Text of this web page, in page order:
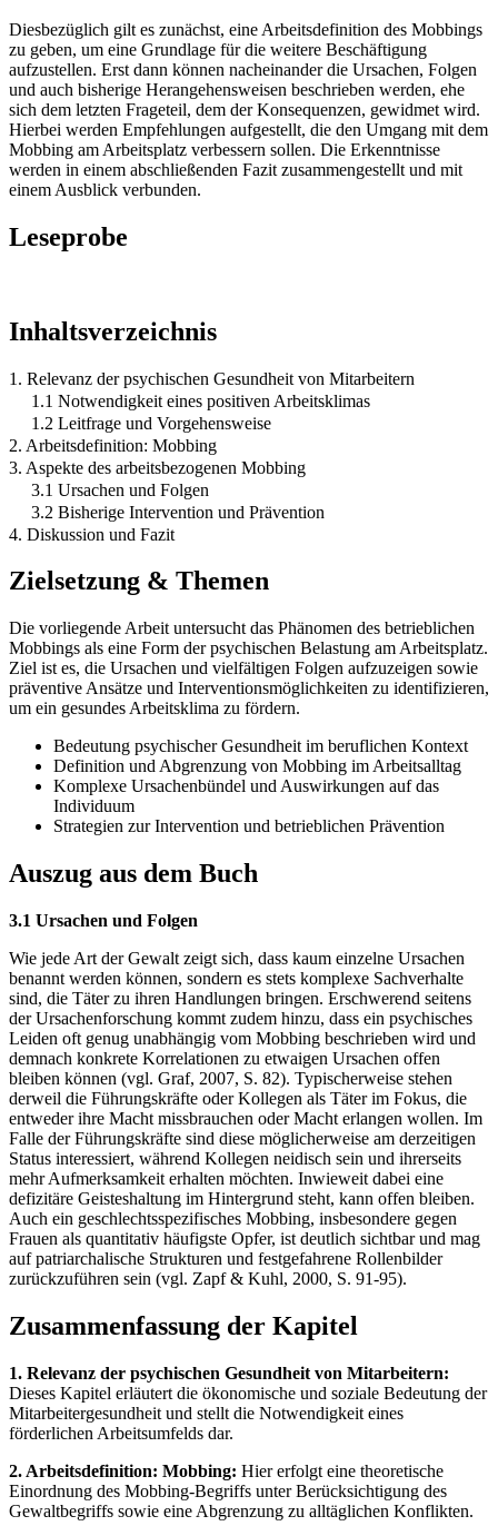
Diesbezüglich gilt es zunächst, eine Arbeitsdefinition des Mobbings
zu geben, um eine Grundlage für die weitere Beschäftigung
aufzustellen. Erst dann können nacheinander die Ursachen, Folgen
und auch bisherige Herangehensweisen beschrieben werden, ehe
sich dem letzten Frageteil, dem der Konsequenzen, gewidmet wird.
Hierbei werden Empfehlungen aufgestellt, die den Umgang mit dem
Mobbing am Arbeitsplatz verbessern sollen. Die Erkenntnisse
werden in einem abschließenden Fazit zusammengestellt und mit
einem Ausblick verbunden.
Leseprobe
Inhaltsverzeichnis
1. Relevanz der psychischen Gesundheit von Mitarbeitern
1.1 Notwendigkeit eines positiven Arbeitsklimas
1.2 Leitfrage und Vorgehensweise
2. Arbeitsdefinition: Mobbing
3. Aspekte des arbeitsbezogenen Mobbing
3.1 Ursachen und Folgen
3.2 Bisherige Intervention und Prävention
4. Diskussion und Fazit
Zielsetzung & Themen
Die vorliegende Arbeit untersucht das Phänomen des betrieblichen
Mobbings als eine Form der psychischen Belastung am Arbeitsplatz.
Ziel ist es, die Ursachen und vielfältigen Folgen aufzuzeigen sowie
präventive Ansätze und Interventionsmöglichkeiten zu identifizieren,
um ein gesundes Arbeitsklima zu fördern.
Bedeutung psychischer Gesundheit im beruflichen Kontext
Definition und Abgrenzung von Mobbing im Arbeitsalltag
Komplexe Ursachenbündel und Auswirkungen auf das
Individuum
Strategien zur Intervention und betrieblichen Prävention
Auszug aus dem Buch
3.1 Ursachen und Folgen
Wie jede Art der Gewalt zeigt sich, dass kaum einzelne Ursachen
benannt werden können, sondern es stets komplexe Sachverhalte
sind, die Täter zu ihren Handlungen bringen. Erschwerend seitens
der Ursachenforschung kommt zudem hinzu, dass ein psychisches
Leiden oft genug unabhängig vom Mobbing beschrieben wird und
demnach konkrete Korrelationen zu etwaigen Ursachen offen
bleiben können (vgl. Graf, 2007, S. 82). Typischerweise stehen
derweil die Führungskräfte oder Kollegen als Täter im Fokus, die
entweder ihre Macht missbrauchen oder Macht erlangen wollen. Im
Falle der Führungskräfte sind diese möglicherweise am derzeitigen
Status interessiert, während Kollegen neidisch sein und ihrerseits
mehr Aufmerksamkeit erhalten möchten. Inwieweit dabei eine
defizitäre Geisteshaltung im Hintergrund steht, kann offen bleiben.
Auch ein geschlechtsspezifisches Mobbing, insbesondere gegen
Frauen als quantitativ häufigste Opfer, ist deutlich sichtbar und mag
auf patriarchalische Strukturen und festgefahrene Rollenbilder
zurückzuführen sein (vgl. Zapf & Kuhl, 2000, S. 91-95).
Zusammenfassung der Kapitel
1. Relevanz der psychischen Gesundheit von Mitarbeitern:
Dieses Kapitel erläutert die ökonomische und soziale Bedeutung der
Mitarbeitergesundheit und stellt die Notwendigkeit eines
förderlichen Arbeitsumfelds dar.
2. Arbeitsdefinition: Mobbing: Hier erfolgt eine theoretische
Einordnung des Mobbing-Begriffs unter Berücksichtigung des
Gewaltbegriffs sowie eine Abgrenzung zu alltäglichen Konflikten.